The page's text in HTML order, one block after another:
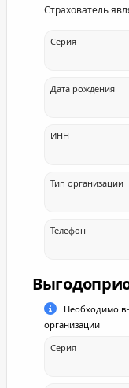
Страхователь
Серия
Дата рождения
ИНН
Тип организации
Телефон
Необходимо
организации
Серия